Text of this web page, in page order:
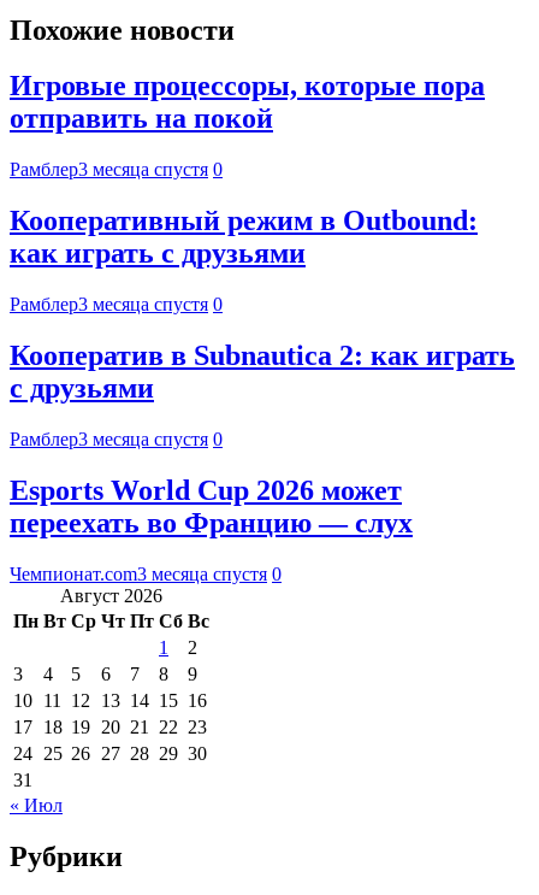
Похожие новости
Игровые процессоры, которые пора
отправить на покой
Рамблер3 месяца спустя 0
Кооперативный режим в Outbound:
как играть с друзьями
Рамблер3 месяца спустя 0
Кооператив в Subnautica 2: как играть
с друзьями
Рамблер3 месяца спустя 0
Esports World Cup 2026 может
переехать во Францию — слух
Чемпионат.com3 месяца спустя 0
Август 2026
Пн Вт Ср Чт Пт Сб Вс
1
2
3
4 5 6 7 8
9
10 11 12 13 14 15 16
17 18 19 20 21 22 23
24 25 26 27 28 29 30
31
« Июл
Рубрики